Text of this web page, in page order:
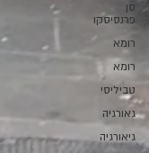
סן
פרנסיסקו
רומא
רומא
טביליסי
גאורגיה
גיאורגיה